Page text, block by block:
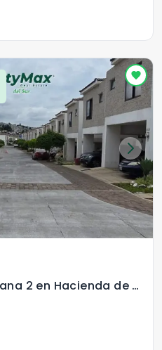
Casa en venta en Andana 2 en Hacienda de Las Flores